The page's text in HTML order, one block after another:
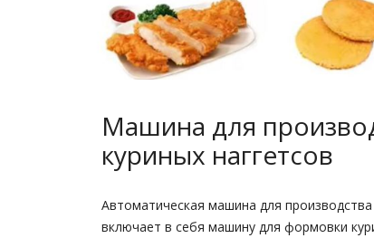
Машина для
куриных наггетсов
Автоматическая машина для
включает в себя машину для формовки